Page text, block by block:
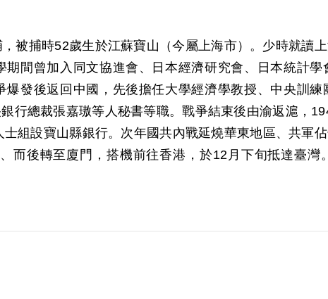
被捕時52歲生於江蘇寶山（今屬上海市）。少時就讀
間曾加入同文協進會、日本經濟研究會、日本統計學
爆發後返回中國，先後擔任大學經濟學教授、中央訓
行總裁張嘉璈等人秘書等職。戰爭結束後由渝返滬，
組設寶山縣銀行。次年國共內戰延燒華東地區、共軍
而後轉至廈門，搭機前往香港，於12月下旬抵達臺灣
職。由於在日留學工作多年、熟悉日本事務，1951年
沿津曾經數度和雷震討論經濟問題，也以其經濟專長為
年12月4日警備總部（51）審特字第77號判決書以「
勸誘脅迫，不僅提出不在場證明、也要求傳訊證人，更